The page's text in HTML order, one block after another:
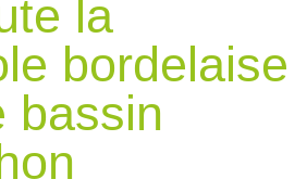
la
bordelaise
bassin